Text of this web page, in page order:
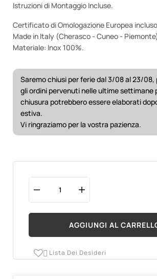
Istruzioni di Montaggio Incluse.
Certificato di Omologazione Europea
Made in Italy (Cherasco - Cuneo -
Materiale: Inox 100%.
Saremo chiusi per ferie dal 3/08 al 23/
gli ordini pervenuti nelle ultime settimane
chiusura potrebbero essere elaborati
estiva.
Vi ringraziamo per la vostra pazienza.
AGGIUNGI AL
 Lista Dei Desideri